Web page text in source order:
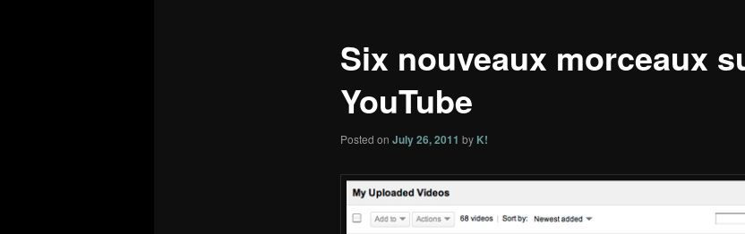
Six nouveaux morceaux
YouTube
Posted on July 26, 2011 by K!